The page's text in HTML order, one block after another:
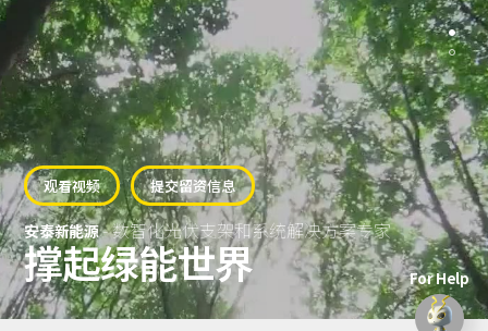
AT-Spark
驭光-Universal
SmartTrail
彩钢瓦屋顶
瓦屋顶
水泥屋顶
TPO 屋顶
BIPV
阳台
SnapFit快装系统
常规地面
车棚
地面垂直
农光互补
渔光互补
EPC
业主&开发商
分销商
关于我们
项目案例
新闻
观看视频 提交留资信息
安泰新能源- 数智化光伏支架和系统解决方案专家
撑起绿能世界 For Help